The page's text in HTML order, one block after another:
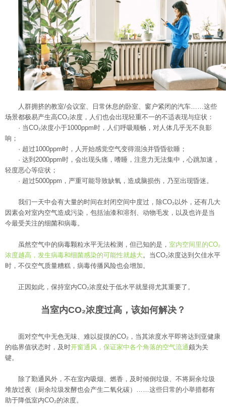
人群拥挤的教室/会议室、日常休息的卧室、窗户紧闭的汽车……这些
场景都极易产生高CO₂浓度，人们也会出现轻重不一的不适表现与症状：
· 当CO₂浓度小于1000ppm时，人们呼吸顺畅，对人体几乎无不良影
响；
· 超过1000ppm时，人开始感觉空气变得混浊并昏昏欲睡；
· 达到2000ppm时，会出现头痛，嗜睡，注意力无法集中，心跳加速，
轻度恶心等症状；
· 超过5000ppm，严重可能导致缺氧，造成脑损伤，乃至出现昏迷。
我们一天中会有大量的时间在封闭空间中度过，除CO₂以外，还有几大
因素会对室内空气造成污染，包括油漆和溶剂、动物毛发，以及也许是当
今最受关注的细菌和病毒。
虽然空气中的病毒颗粒水平无法检测，但已知的是，室内空间里的CO₂
浓度越高，发生病毒和细菌感染的可能性就越大。当CO₂浓度达到欠佳水平
时，不仅空气质量糟糕，病毒传播风险也会增加。
正因如此，保持室内CO₂浓度处于低水平就显得尤其重要了。
当室内CO₂浓度过高，该如何解决？
面对空气中无色无味、难以捉摸的CO₂，当其浓度水平即将达到亚健康
的临界值状态时，及时开窗通风，保证家中各个角落的空气流通颇为关
键。
除了勤通风外，不在室内吸烟、燃香，及时倾倒垃圾、不将厨余垃圾
堆放过夜（厨余垃圾发酵也会产生二氧化碳）……这些日常的小举措都有
助于降低室内CO₂的浓度。